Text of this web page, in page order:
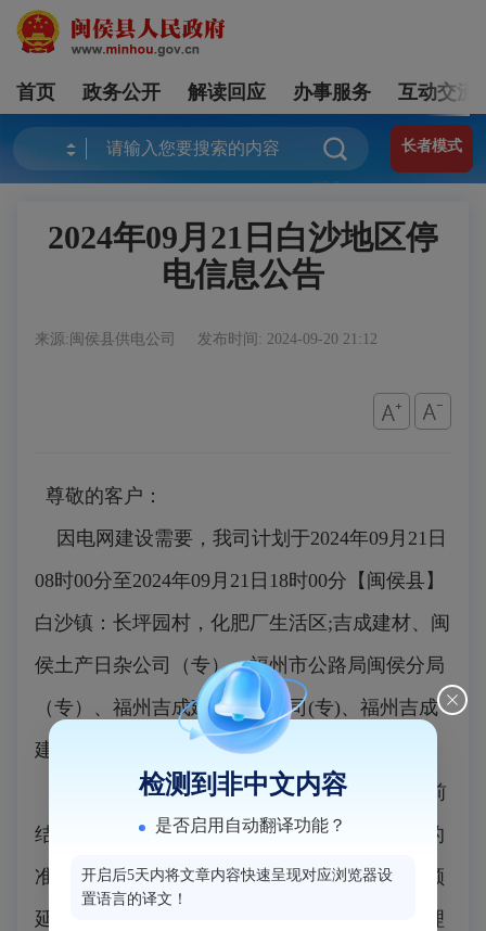
首页 政务公开 解读回应 办事服务 互动交流
长者模式
2024年09月21日白沙地区停
电信息公告
来源:闽侯县供电公司 发布时间: 2024-09-20 21:12
尊敬的客户：
因电网建设需要，我司计划于2024年09月21日
08时00分至2024年09月21日18时00分【闽侯县】
白沙镇：长坪园村，化肥厂生活区;吉成建材、闽
侯土产日杂公司（专）、福州市公路局闽侯分局
（专）、福州吉成建材有限公司(专)、福州吉成
建材有限公司（专）附近等实施停电。
请提前做好停电准备，由于当日工作可能提前
结束，线路可能提前送电，也请做好随时来电的
准备；若遇下雨等恶劣天气，上述施工可能将顺
延，我们对停电给您带来不便深表歉意，敬请理
检测到非中文内容
是否启用自动翻译功能？
开启后5天内将文章内容快速呈现对应浏览器设
置语言的译文！